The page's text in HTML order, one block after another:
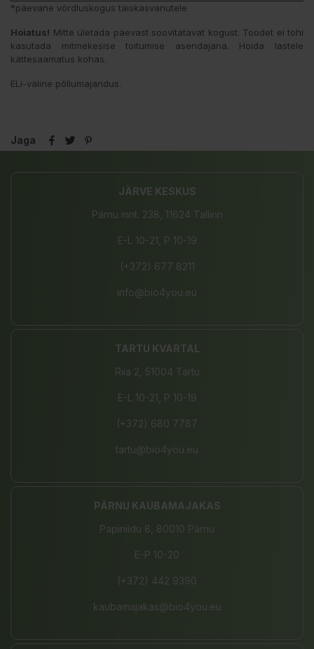
*päevane võrdluskogus täiskasvanutele
Hoiatus! Mitte ületada päevast soovitatavat kogust. Toodet ei tohi
kasutada mitmekesise toitumise asendajana. Hoida lastele
kättesaamatus kohas.
ELi-väline põllumajandus.
Jaga
JÄRVE KESKUS
Pärnu mnt. 238, 11624 Tallinn
E-L 10-21, P 10-19
(+372) 677 8211
info@bio4you.eu
TARTU KVARTAL
Riia 2, 51004 Tartu
E-L 10-21, P 10-19
(+372) 680 7787
tartu@bio4you.eu
PÄRNU KAUBAMAJAKAS
Papiniidu 8, 80010 Pärnu
E-P 10-20
(+372) 442 9390
kaubamajakas@bio4you.eu